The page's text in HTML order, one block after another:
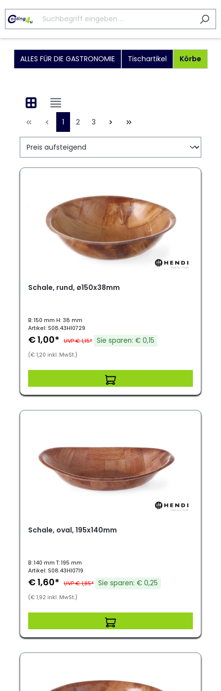
ALLES FÜR DIE GASTRONOMIE Tischartikel Körbe
1 2 3
Schale, rund, ø150x38mm
B: 150 mm H: 38 mm
Artikel: S08.43HI0729
€ 1,00* UVP € 1,15* Sie sparen: € 0,15
(€ 1,20 inkl. MwSt.)
Schale, oval, 195x140mm
B: 140 mm T: 195 mm
Artikel: S08.43HI0719
€ 1,60* UVP € 1,85* Sie sparen: € 0,25
(€ 1,92 inkl. MwSt.)